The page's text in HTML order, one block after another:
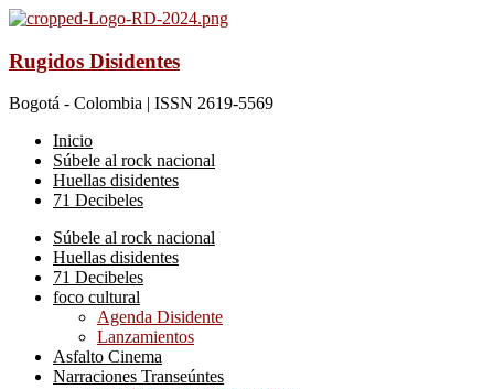
Rugidos Disidentes
Bogotá - Colombia | ISSN 2619-5569
Inicio
Súbele al rock nacional
Huellas disidentes
71 Decibeles
Súbele al rock nacional
Huellas disidentes
71 Decibeles
foco cultural
Agenda Disidente
Lanzamientos
Asfalto Cinema
Narraciones Transeúntes